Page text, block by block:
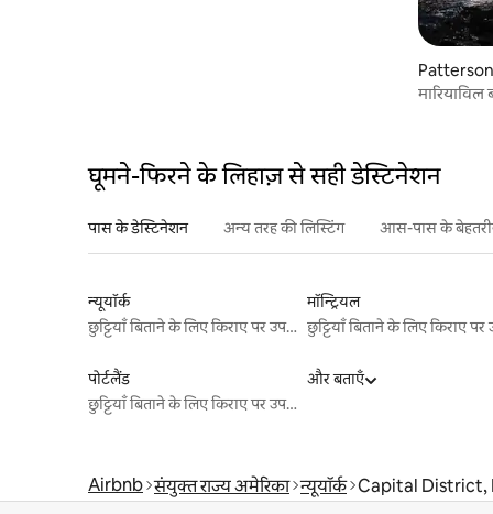
मारियाविल
घूमने-फिरने के लिहाज़ से सही डेस्टिनेशन
पास के डेस्टिनेशन अन्य तरह की लिस्टिंग आस-पास के
न्यूयॉर्क
छुट्टियाँ बिताने के लिए किराए पर उपलब्ध जगहें
मॉन्ट्रियल
पोर्टलैंड
छुट्टियाँ बिताने के लिए किराए पर उपलब्ध जगहें
और बताएँ
Airbnb संयुक्त राज्य अमेरिका न्यूयॉर्क Capital District,